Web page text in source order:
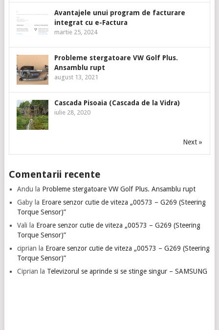
Avantajele unui program de facturare
integrat cu e-Factura
martie 25, 2024
Probleme stergatoare VW Golf Plus.
Ansamblu rupt
august 13, 2021
Cascada Pisoaia (Cascada de la Vidra)
iulie 28, 2020
Next »
Comentarii recente
Andu la Probleme stergatoare VW Golf Plus. Ansamblu rupt
Gabyla Eroare senzor cutie de viteza „00573 – G269 (Steering
Torque Sensor)”
Vali la Eroare senzor cutie de viteza „00573 – G269 (Steering
Torque Sensor)”
ciprian la Eroare senzor cutie de viteza „00573 – G269 (Steering
Torque Sensor)”
Ciprian la Televizorul se aprinde si se stinge singur – SAMSUNG